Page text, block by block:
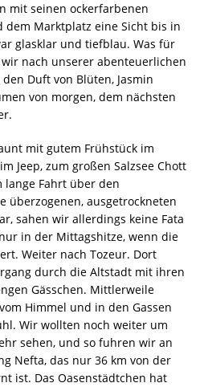
mit seinen ockerfarbenen
dem Marktplatz eine Sicht bis in
glasklar und tiefblau. Was für
nach unserer abenteuerlichen
Duft von Blüten, Jasmin
von morgen, dem nächsten
mit gutem Frühstück im
Jeep, zum großen Salzsee Chott
lange Fahrt über den
überzogenen, ausgetrockneten
sahen wir allerdings keine Fata
in der Mittagshitze, wenn die
Weiter nach Tozeur. Dort
durch die Altstadt mit ihren
Gässchen. Mittlerweile
Himmel und in den Gassen
Wir wollten noch weiter um
sehen, und so fuhren wir an
Nefta, das nur 36 km von der
ist. Das Oasenstädtchen hat